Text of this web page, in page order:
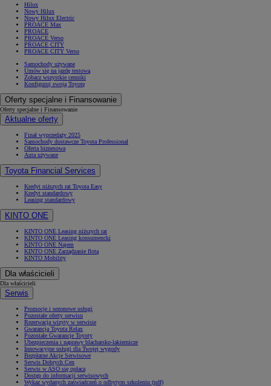
Hilux
Nowy Hilux
Nowy Hilux Electric
PROACE Max
PROACE
PROACE Verso
PROACE CITY
PROACE CITY Verso
Samochody używane
Umów się na jazdę testową
Zobacz wszystkie cenniki
Konfiguruj swoją Toyotę
Oferty specjalne i Finansowanie
Oferty specjalne i Finansowanie
Aktualne oferty
Finał wyprzedaży 2025
Samochody dostawcze Toyota Professional
Oferta biznesowa
Auta używane
Toyota Financial Services
Kredyt niższych rat Toyota Easy
Kredyt standardowy
Leasing standardowy
KINTO ONE
KINTO ONE Leasing niższych rat
KINTO ONE Leasing konsumencki
KINTO ONE Najem
KINTO ONE Zarządzanie flotą
KINTO Mobility
Dla właścicieli
Dla właścicieli
Serwis
Promocje i sezonowe usługi
Pozostałe oferty serwisu
Rezerwacja wizyty w serwisie
Gwarancja Toyota Relax
Pozostałe Gwarancje Toyoty
Ubezpieczenia i naprawy blacharsko-lakiernicze
Innowacyjne usługi dla Twojej wygody
Bezpłatne Akcje Serwisowe
Serwis Dobrych Cen
Serwis w ASO się opłaca
Dostęp do informacji serwisowych
Wykaz wydanych zaświadczeń o odbytym szkoleniu (pdf)